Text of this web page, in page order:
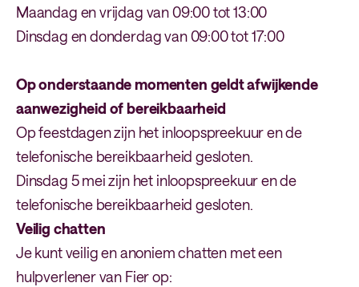
Maandag en vrijdag van 09:00 tot 13:00
Dinsdag en donderdag van 09:00 tot 17:00
Op onderstaande momenten geldt afwijkende
aanwezigheid of bereikbaarheid
Op feestdagen zijn het inloopspreekuur en de
telefonische bereikbaarheid gesloten.
Dinsdag 5 mei zijn het inloopspreekuur en de
telefonische bereikbaarheid gesloten.
Veilig chatten
Je kunt veilig en anoniem chatten met een
hulpverlener van Fier op: